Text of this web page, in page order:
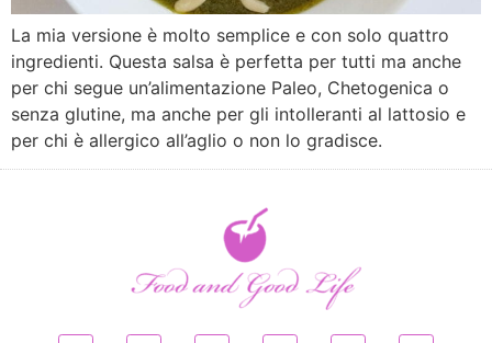
La mia versione è molto semplice e con solo quattro
ingredienti. Questa salsa è perfetta per tutti ma anche
per chi segue un’alimentazione Paleo, Chetogenica o
senza glutine, ma anche per gli intolleranti al lattosio e
per chi è allergico all’aglio o non lo gradisce.